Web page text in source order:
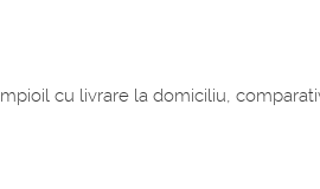
cu livrare la domiciliu,